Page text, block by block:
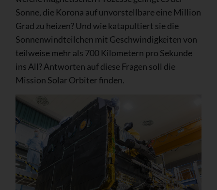
Sonne, die Korona auf unvorstellbare eine Million
Grad zu heizen? Und wie katapultiert sie die
Sonnenwindteilchen mit Geschwindigkeiten von
teilweise mehr als 700 Kilometern pro Sekunde
ins All? Antworten auf diese Fragen soll die
Mission Solar Orbiter finden.